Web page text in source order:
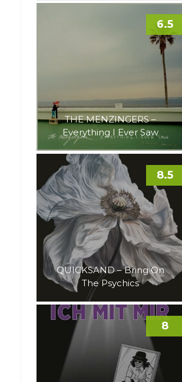
THE MENZINGERS –
Everything I Ever Saw
6.5
QUICKSAND – Bring On
The Psychics
8.5
8